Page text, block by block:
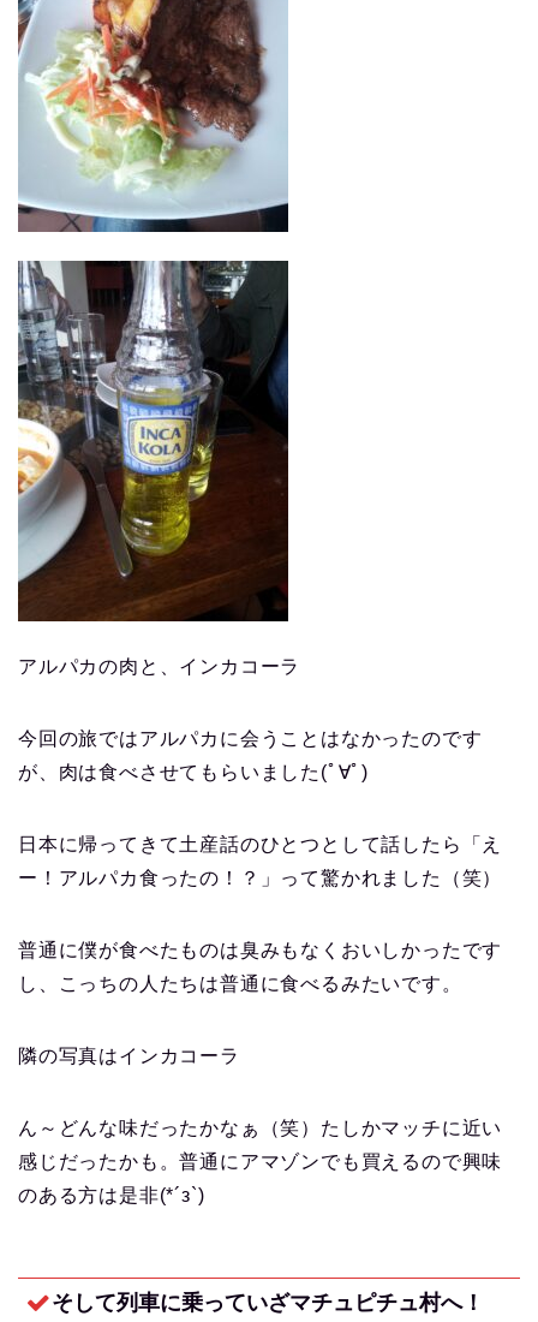
アルパカの肉と、インカコーラ
今回の旅ではアルパカに会うことはなかったのです
が、肉は食べさせてもらいました(ﾟ∀ﾟ)
日本に帰ってきて土産話のひとつとして話したら「え
ー！アルパカ食ったの！？」って驚かれました（笑）
普通に僕が食べたものは臭みもなくおいしかったです
し、こっちの人たちは普通に食べるみたいです。
隣の写真はインカコーラ
ん～どんな味だったかなぁ（笑）たしかマッチに近い
感じだったかも。普通にアマゾンでも買えるので興味
のある方は是非(*´з`)
そして列車に乗っていざマチュピチュ村へ！